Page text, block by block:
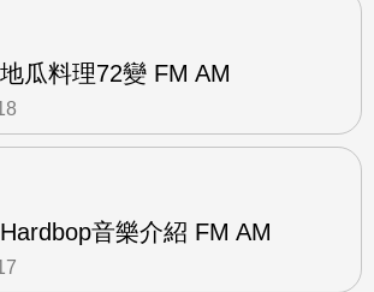
瓜料理72變 FM AM
音樂介紹 FM AM